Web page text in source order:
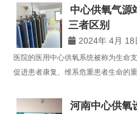
亚氮及其混合气体管
过医护人员的生活、
中心供氧气源
三者区别
2024年 4月 18
医院的医用中心供氧系统被称为生命
促进患者康复、维系危重患者生命的
氧和液态氧，其更加安全、自主、经
河南中心供氧